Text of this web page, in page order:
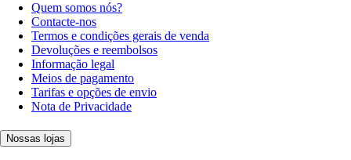
Quem somos nós?
Contacte-nos
Termos e condições gerais de venda
Devoluções e reembolsos
Informação legal
Meios de pagamento
Tarifas e opções de envio
Nota de Privacidade
Nossas lojas